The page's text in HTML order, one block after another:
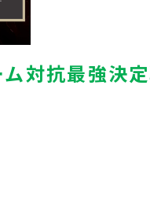
対抗最強決定